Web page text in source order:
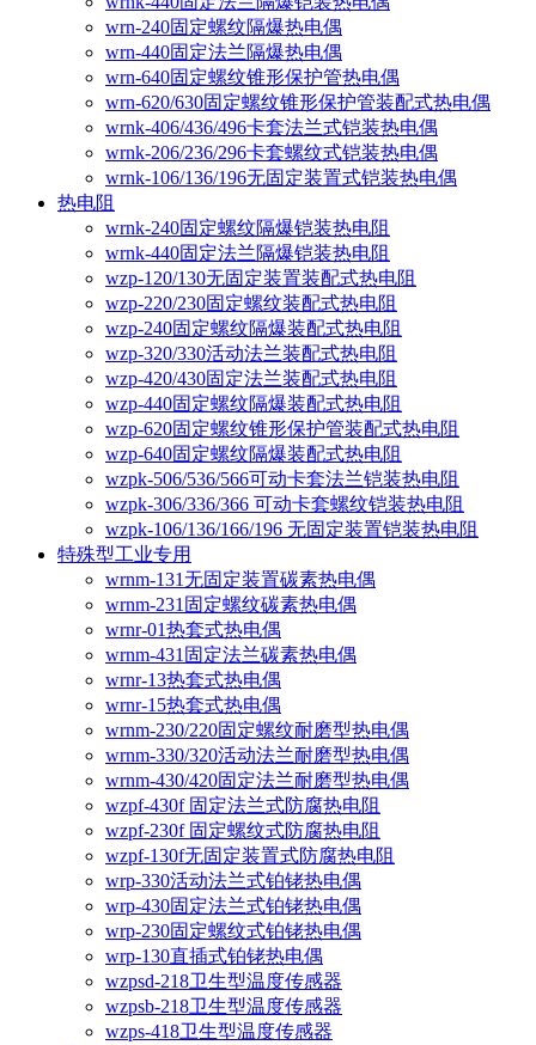
wrn-240固定螺纹隔爆热电偶
wrn-440固定法兰隔爆热电偶
wrn-640固定螺纹锥形保护管热电偶
wrn-620/630固定螺纹锥形保护管装配式热电偶
wrnk-406/436/496卡套法兰式铠装热电偶
wrnk-206/236/296卡套螺纹式铠装热电偶
wrnk-106/136/196无固定装置式铠装热电偶
热电阻
wrnk-240固定螺纹隔爆铠装热电阻
wrnk-440固定法兰隔爆铠装热电阻
wzp-120/130无固定装置装配式热电阻
wzp-220/230固定螺纹装配式热电阻
wzp-240固定螺纹隔爆装配式热电阻
wzp-320/330活动法兰装配式热电阻
wzp-420/430固定法兰装配式热电阻
wzp-440固定螺纹隔爆装配式热电阻
wzp-620固定螺纹锥形保护管装配式热电阻
wzp-640固定螺纹隔爆装配式热电阻
wzpk-506/536/566可动卡套法兰铠装热电阻
wzpk-306/336/366 可动卡套螺纹铠装热电阻
wzpk-106/136/166/196 无固定装置铠装热电阻
特殊型工业专用
wrnm-131无固定装置碳素热电偶
wrnm-231固定螺纹碳素热电偶
wrnr-01热套式热电偶
wrnm-431固定法兰碳素热电偶
wrnr-13热套式热电偶
wrnr-15热套式热电偶
wrnm-230/220固定螺纹耐磨型热电偶
wrnm-330/320活动法兰耐磨型热电偶
wrnm-430/420固定法兰耐磨型热电偶
wzpf-430f 固定法兰式防腐热电阻
wzpf-230f 固定螺纹式防腐热电阻
wzpf-130f无固定装置式防腐热电阻
wrp-330活动法兰式铂铑热电偶
wrp-430固定法兰式铂铑热电偶
wrp-230固定螺纹式铂铑热电偶
wrp-130直插式铂铑热电偶
wzpsd-218卫生型温度传感器
wzpsb-218卫生型温度传感器
wzps-418卫生型温度传感器